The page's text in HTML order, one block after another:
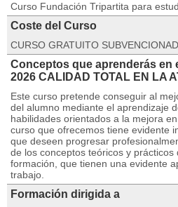
Curso Fundación Tripartita para
Coste del Curso
CURSO GRATUITO
Conceptos que aprenderás en
2026 CALIDAD TOTAL EN LA
Este curso pretende conseguir al
del alumno mediante el aprendizaje
habilidades orientados a la mejora
curso que ofrecemos tiene evidente
que deseen progresar
de los conceptos teóricos y
formación, que tienen una evidente
trabajo.
Formación dirigida a